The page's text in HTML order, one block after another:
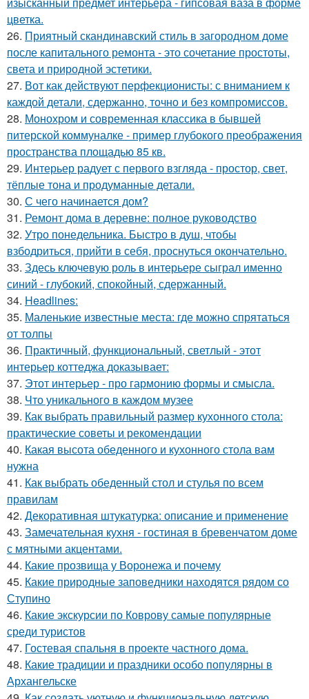
цветка.
26. Приятный скандинавский стиль в загородном доме
после капитального ремонта - это сочетание простоты,
света и природной эстетики.
27. Вот как действуют перфекционисты: с вниманием к
каждой детали, сдержанно, точно и без компромиссов.
28. Монохром и современная классика в бывшей
питерской коммуналке - пример глубокого преображения
пространства площадью 85 кв.
29. Интерьер радует с первого взгляда - простор, свет,
тёплые тона и продуманные детали.
30. С чего начинается дом?
31. Ремонт дома в деревне: полное руководство
32. Утро понедельника. Быстро в душ, чтобы
взбодриться, прийти в себя, проснуться окончательно.
33. Здесь ключевую роль в интерьере сыграл именно
синий - глубокий, спокойный, сдержанный.
34. Headlines:
35. Маленькие известные места: где можно спрятаться
от толпы
36. Практичный, функциональный, светлый - этот
интерьер коттеджа доказывает:
37. Этот интерьер - про гармонию формы и смысла.
38. Что уникального в каждом музее
39. Как выбрать правильный размер кухонного стола:
практические советы и рекомендации
40. Какая высота обеденного и кухонного стола вам
нужна
41. Как выбрать обеденный стол и стулья по всем
правилам
42. Декоративная штукатурка: описание и применение
43. Замечательная кухня - гостиная в бревенчатом доме
с мятными акцентами.
44. Какие прозвища у Воронежа и почему
45. Какие природные заповедники находятся рядом со
Ступино
46. Какие экскурсии по Коврову самые популярные
среди туристов
47. Гостевая спальня в проекте частного дома.
48. Какие традиции и праздники особо популярны в
Архангельске